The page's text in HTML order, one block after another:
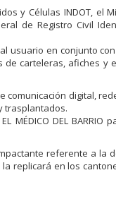
y Células INDOT, el
de Registro Civil
usuario en conjunto
de carteleras, afiches y
digital,
trasplantados.
DEL BARRIO
referente a la
replicará en los